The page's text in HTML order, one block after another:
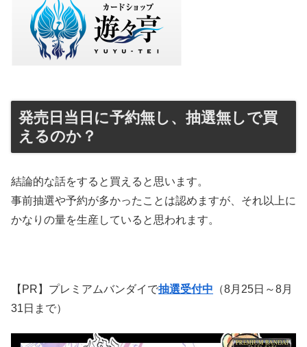
発売日当日に予約無し、抽選無しで買
えるのか？
結論的な話をすると買えると思います。
事前抽選や予約が多かったことは認めますが、それ以上に
かなりの量を生産していると思われます。
【PR】プレミアムバンダイで抽選受付中 （8月25日～8月
31日まで）